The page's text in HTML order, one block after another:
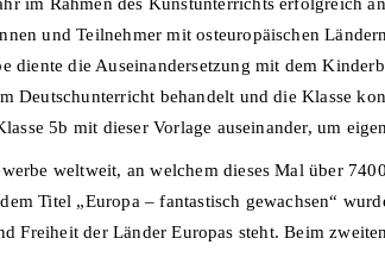
und Teilnehmer mit osteuropäischen
diente die Auseinandersetzung mit dem
Deutschunterricht behandelt und die Klasse
5b mit dieser Vorlage auseinander, um
weltweit, an welchem dieses Mal über
Titel „Europa – fantastisch gewachsen“
der Länder Europas steht. Beim